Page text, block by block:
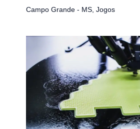
Campo Grande - MS, Jogos